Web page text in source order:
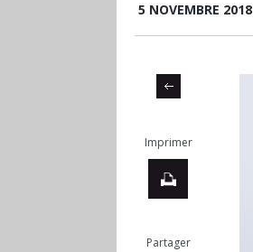
5 NOVEMBRE 2018
Imprimer
Partager